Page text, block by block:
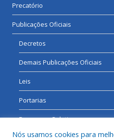
Precatório
Publicações Oficiais
Decretos
Demais Publicações Oficiais
Leis
Portarias
Processos Seletivos
Nós usamos cookies para